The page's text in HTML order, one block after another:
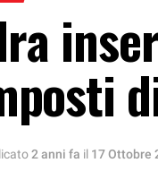
2 anni fa il 17 Ottobre